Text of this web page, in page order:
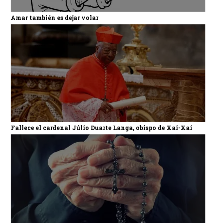
Amar también es dejar volar
Fallece el cardenal Júlio Duarte Langa, obispo de Xai-Xai